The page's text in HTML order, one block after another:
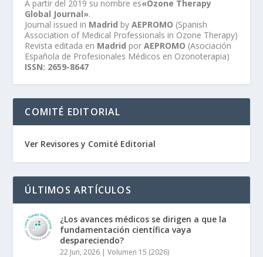
A partir del 2019 su nombre es«Ozone Therapy
Global Journal».
Journal issued in Madrid byAEPROMO (Spanish
Association of Medical Professionals in Ozone Therapy)
Revista editada en Madrid porAEPROMO (Asociación
Española de Profesionales Médicos en Ozonoterapia)
ISSN: 2659-8647
COMITÉ EDITORIAL
Ver Revisores y Comité Editorial
ÚLTIMOS ARTÍCULOS
¿Los avances médicos se dirigen a que la
fundamentación científica vaya
despareciendo?
22 Jun, 2026 |Volumen 15 (2026)